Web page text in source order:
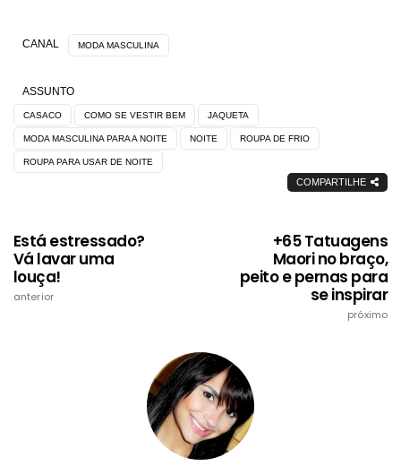
CANAL MODA MASCULINA
ASSUNTO
CASACO COMO SE VESTIR BEM JAQUETA
MODA MASCULINA PARA A NOITE NOITE ROUPA DE FRIO
ROUPA PARA USAR DE NOITE
COMPARTILHE
Está estressado?
Vá lavar uma
louça!
anterior
+65 Tatuagens
Maori no braço,
peito e pernas para
se inspirar
próximo